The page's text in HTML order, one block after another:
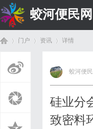
蛟河便民网
门户 资讯
›
详情
蛟河便
硅业分
致密料